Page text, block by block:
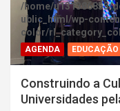
/home/u131386853/
ublic_html/wp-
color/
AGENDA EDUCAÇÃO
Construindo a
Universidades